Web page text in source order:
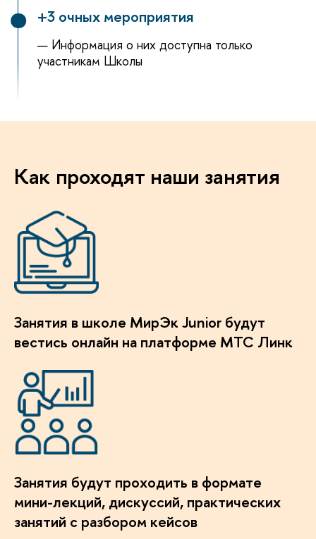
+3 очных мероприятия
Информация о них доступна только
участникам Школы
Как проходят наши занятия
Занятия в школе МирЭк Junior будут
естись онлайн на платформе МТС Линк
Занятия будут проходить в формате
мини-лекций, дискуссий, практических
занятий с разбором кейсо